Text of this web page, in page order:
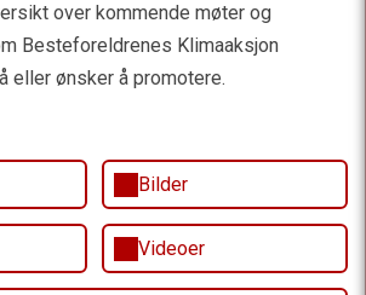
over kommende møter og
Besteforeldrenes Klimaaksjon
eller ønsker å promotere.
Bilder
Videoer